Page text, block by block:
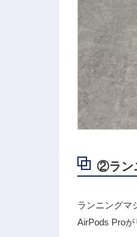
②ラン
ランニングマ
AirPods Proが